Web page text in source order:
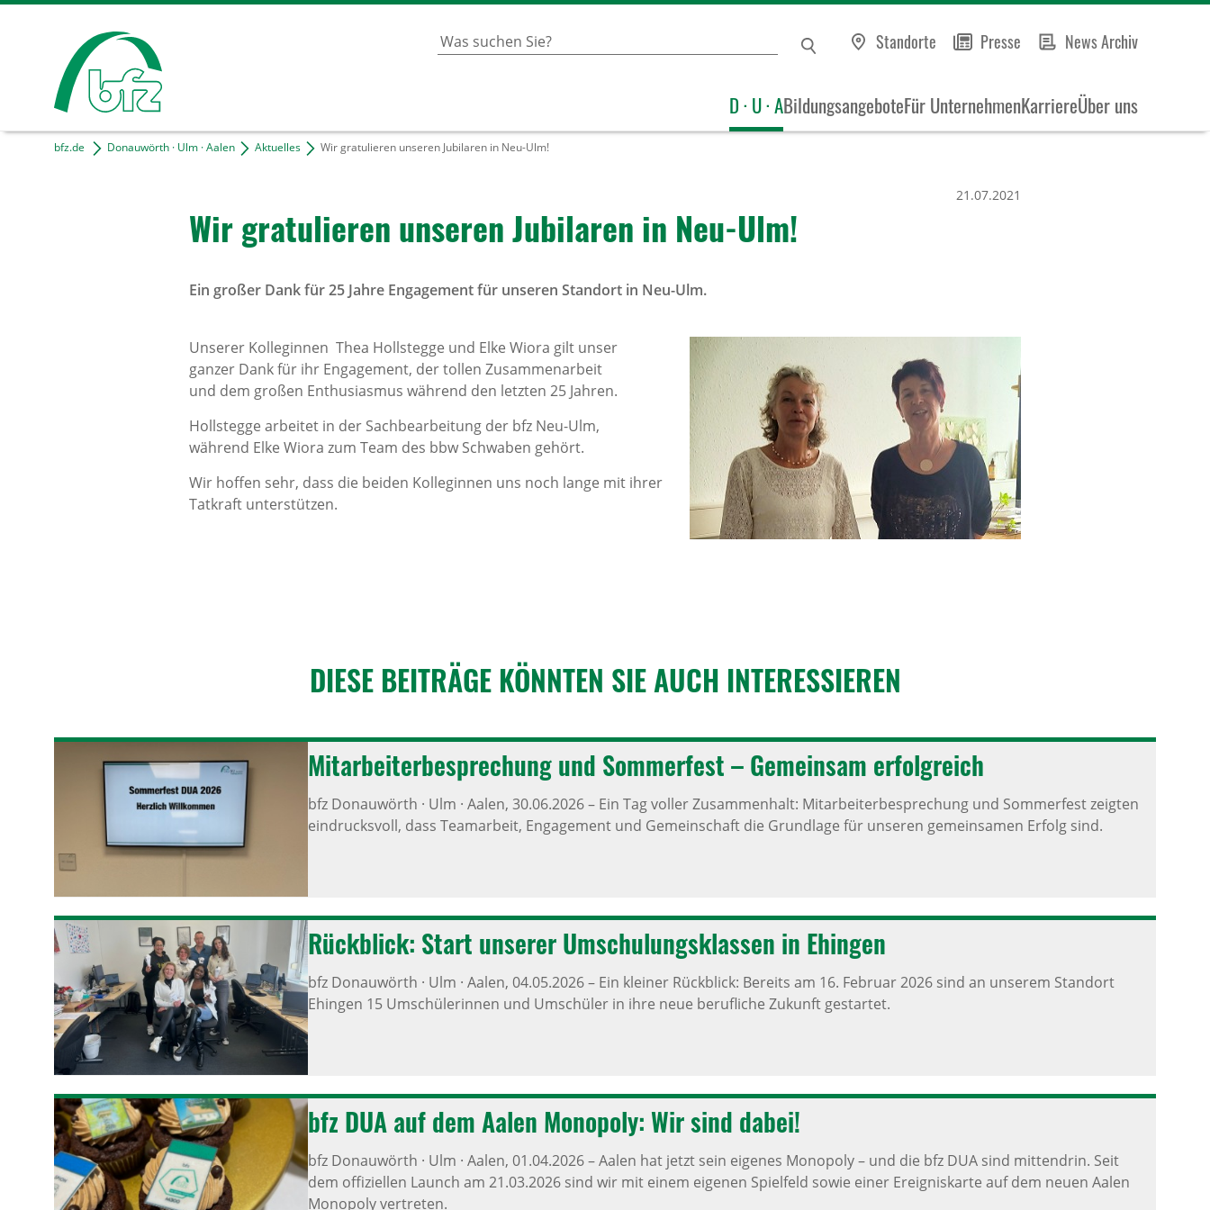
Standorte Presse News Archiv
D · U · ABildungsangeboteFür UnternehmenKarriereÜber uns
bfz.de Donauwörth · Ulm · Aalen Aktuelles Wir gratulieren unseren Jubilaren in Neu-Ulm!
Wir gratu­lieren unseren Jubi­laren in Neu-Ulm!
21.07.2021
Ein großer Dank für 25 Jahre Engagement für unseren Standort in Neu-Ulm.
Unserer Kolleginnen Thea Hollstegge und Elke Wiora gilt unser
ganzer Dank für ihr Engagement, der tollen Zusammenarbeit
und dem großen Enthusiasmus während den letzten 25 Jahren.
Hollstegge arbeitet in der Sachbearbeitung der bfz Neu-Ulm,
während Elke Wiora zum Team des bbw Schwaben gehört.
Wir hoffen sehr, dass die beiden Kolleginnen uns noch lange mit ihrer
Tatkraft unterstützen.
DIESE BEITRÄGE KÖNNTEN SIE AUCH INTER­ES­SIEREN
Mitar­bei­ter­be­spre­chung und Sommer­fest – Gemeinsam erfolg­reich
bfz Donauwörth · Ulm · Aalen, 30.06.2026–Ein Tag voller Zusammenhalt: Mitarbeiterbesprechung und Sommerfest zeigten
eindrucksvoll, dass Teamarbeit, Engagement und Gemeinschaft die Grundlage für unseren gemeinsamen Erfolg sind.
Rück­blick: Start unserer Umschu­lungs­klassen in Ehingen
bfz Donauwörth · Ulm · Aalen, 04.05.2026–Ein kleiner Rückblick: Bereits am 16. Februar 2026 sind an unserem Standort
Ehingen 15 Umschülerinnen und Umschüler in ihre neue berufliche Zukunft gestartet.
bfz DUA auf dem Aalen Mono­poly: Wir sind dabei!
bfz Donauwörth · Ulm · Aalen, 01.04.2026–Aalen hat jetzt sein eigenes Monopoly – und die bfz DUA sind mittendrin. Seit
dem offiziellen Launch am 21.03.2026 sind wir mit einem eigenen Spielfeld sowie einer Ereigniskarte auf dem neuen Aalen
Monopoly vertreten.